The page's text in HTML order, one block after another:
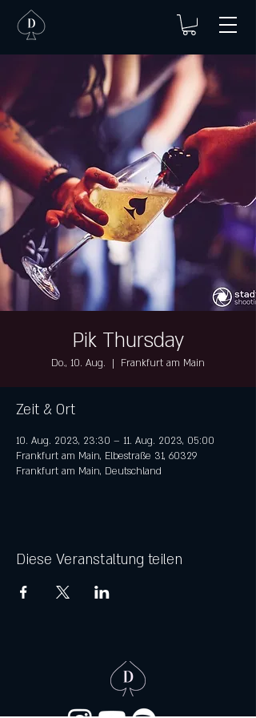
Pik Thursday
Do., 10. Aug.
  |
Frankfurt am Main
Zeit & Ort
10. Aug. 2023, 23:30 – 11. Aug. 2023, 05:00
Frankfurt am Main, Elbestraße 31, 60329
Frankfurt am Main, Deutschland
Diese Veranstaltung teilen